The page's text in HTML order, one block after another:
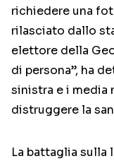
richiedere una
rilasciato dallo
elettore della
di persona”, ha
sinistra e i media
distruggere la
La battaglia sulla